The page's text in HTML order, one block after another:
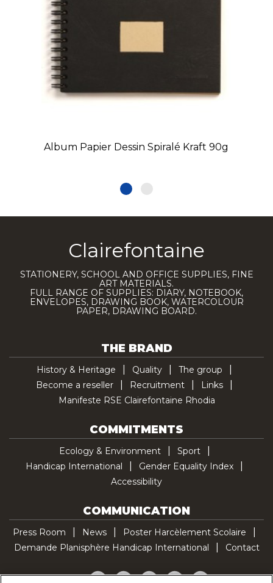
Album Papier Dessin Spiralé Kraft 90g
Clairefontaine
STATIONERY, SCHOOL AND OFFICE SUPPLIES, FINE
ART MATERIALS.
FULL RANGE OF SUPPLIES: DIARY, NOTEBOOK,
ENVELOPES, DRAWING BOOK, WATERCOLOUR
PAPER, DRAWING BOARD.
THE BRAND
History & Heritage Quality
The group
Become a reseller
Recruitment
Links
Manifeste RSE Clairefontaine Rhodia
COMMITMENTS
Ecology & Environment
Sport
Handicap International
Gender Equality Index
Accessibility
COMMUNICATION
Press Room News
Poster Harcèlement Scolaire
Demande Planisphère Handicap International
Contact
Facebook
TwitterYouTubePinterestTikTok